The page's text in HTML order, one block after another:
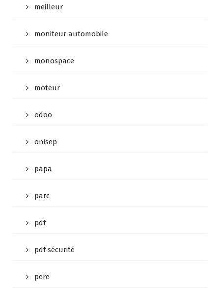
meilleur
moniteur automobile
monospace
moteur
odoo
onisep
papa
parc
pdf
pdf sécurité
pere